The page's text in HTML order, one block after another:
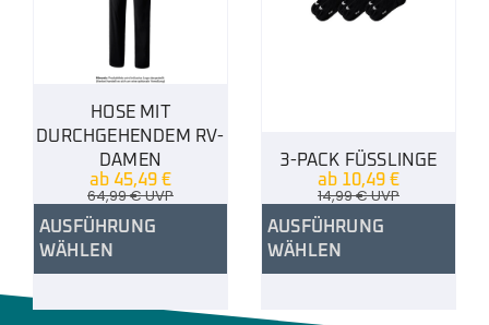
HOSE MIT
DURCHGEHENDEM RV-
DAMEN
ab 45,49 €
64,99€UVP
AUSFÜHRUNG
WÄHLEN
3-PACK FÜSSLINGE
ab 10,49 €
14,99€UVP
AUSFÜHRUNG
WÄHLEN